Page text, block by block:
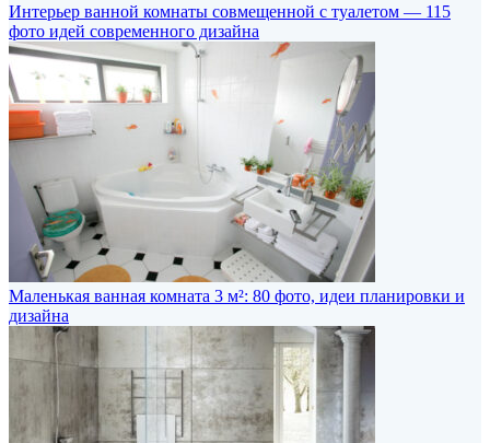
Интерьер ванной комнаты совмещенной с туалетом — 115
фото идей современного дизайна
Маленькая ванная комната 3 м²: 80 фото, идеи планировки и
дизайна